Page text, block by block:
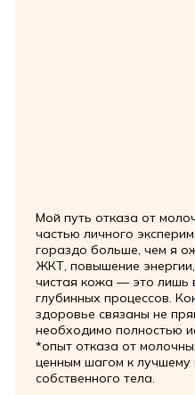
Мой путь отказа от
частью личного
гораздо больше, чем я
ЖКТ, повышение
чистая кожа — это лишь
глубинных процессов.
здоровье связаны не
необходимо полностью
*опыт отказа от
ценным шагом к лучшему
собственного тела.